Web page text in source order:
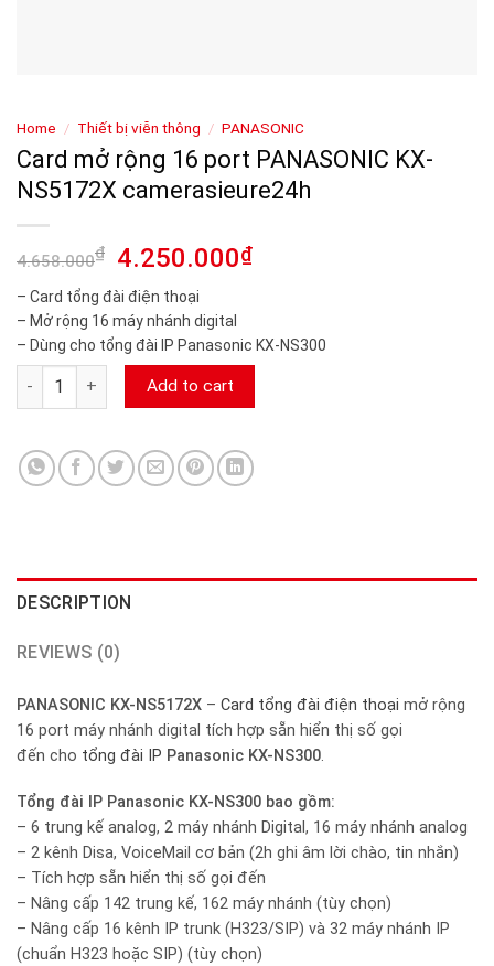
Home / Thiết bị viễn thông / PANASONIC
Card mở rộng 16 port PANASONIC KX-
NS5172X camerasieure24h
4.658.000₫ 4.250.000₫
– Card tổng đài điện thoại
– Mở rộng 16 máy nhánh digital
– Dùng cho tổng đài IP Panasonic KX-NS300
Card mở rộng 16 port PANASONIC KX-NS5172X
Add to cart
DESCRIPTION
REVIEWS (0)
PANASONIC KX-NS5172X – Card tổng đài điện thoại mở rộng
16 port máy nhánh digital tích hợp sẵn hiển thị số gọi
đến cho tổng đài IP Panasonic KX-NS300.
Tổng đài IP Panasonic KX-NS300 bao gồm:
– 6 trung kế analog, 2 máy nhánh Digital, 16 máy nhánh analog
– 2 kênh Disa, VoiceMail cơ bản (2h ghi âm lời chào, tin nhắn)
– Tích hợp sẵn hiển thị số gọi đến
– Nâng cấp 142 trung kế, 162 máy nhánh (tùy chọn)
– Nâng cấp 16 kênh IP trunk (H323/SIP) và 32 máy nhánh IP
(chuẩn H323 hoặc SIP) (tùy chọn)